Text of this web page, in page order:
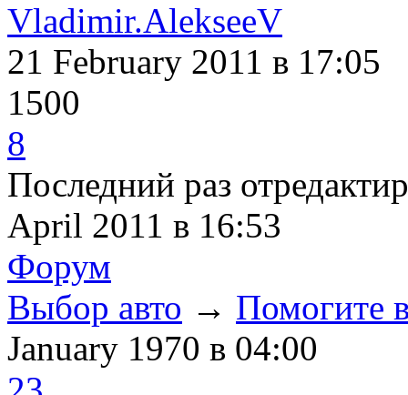
Vladimir.AlekseeV
21 February 2011 в 17:05
1500
8
Последний раз
April 2011 в 16:53
Форум
Выбор авто → Помогите
January 1970 в 04:00